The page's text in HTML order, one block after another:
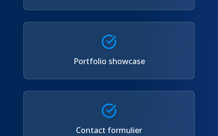
Portfolio showcase
Contact formulier